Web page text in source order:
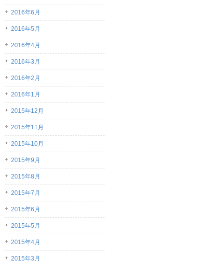
2016年6月
2016年5月
2016年4月
2016年3月
2016年2月
2016年1月
2015年12月
2015年11月
2015年10月
2015年9月
2015年8月
2015年7月
2015年6月
2015年5月
2015年4月
2015年3月